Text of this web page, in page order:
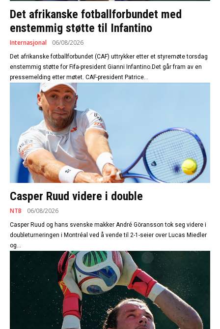
Det afrikanske fotballforbundet med
enstemmig støtte til Infantino
Internasjonal 06/08/2026
Det afrikanske fotballforbundet (CAF) uttrykker etter et styremøte torsdag
enstemmig støtte for Fifa-president Gianni Infantino.Det går fram av en
pressemelding etter møtet. CAF-president Patrice...
Casper Ruud videre i double
NTB 06/08/2026
Casper Ruud og hans svenske makker André Göransson tok seg videre i
doubleturneringen i Montréal ved å vende til 2-1-seier over Lucas Miedler
og...